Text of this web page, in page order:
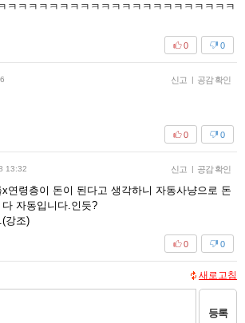
ㅋㅋㅋㅋㅋㅋㅋㅋㅋㅋㅋㅋㅋㅋㅋㅋㅋㅋㅋㅋㅋㅋ
0
0
신고 | 공감 확인
0
0
13:32 신고 | 공감 확인
연령층이 돈이 된다고 생각하니 자동사냥으로 돈
자동입니다.인듯?
강조)
0
0
새로고침
등록